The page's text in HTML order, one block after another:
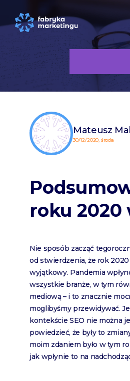
Mateusz
30/12/2020, środa
roku 2020
Nie sposób zacząć
od stwierdzenia, że rok 2020
wyjątkowy. Pandemia
wszystkie branże, w tym
mediową – i to znacznie
moglibyśmy przewidywać.
kontekście SEO nie można
powiedzieć, że były to
moim zdaniem było w tym
jak wpłynie to na